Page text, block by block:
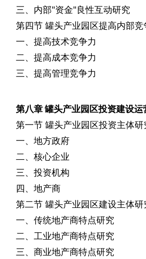
三、内部"资金"良性互动研究
第四节 罐头产业园区提高内部竞
一、提高技术竞争力
二、提高成本竞争力
三、提高管理竞争力
第八章罐头产业园区投资建设运
第一节 罐头产业园区投资主体研
一、地方政府
二、核心企业
三、投资机构
四、地产商
第二节 罐头产业园区建设主体研
一、传统地产商特点研究
二、工业地产商特点研究
三、商业地产商特点研究